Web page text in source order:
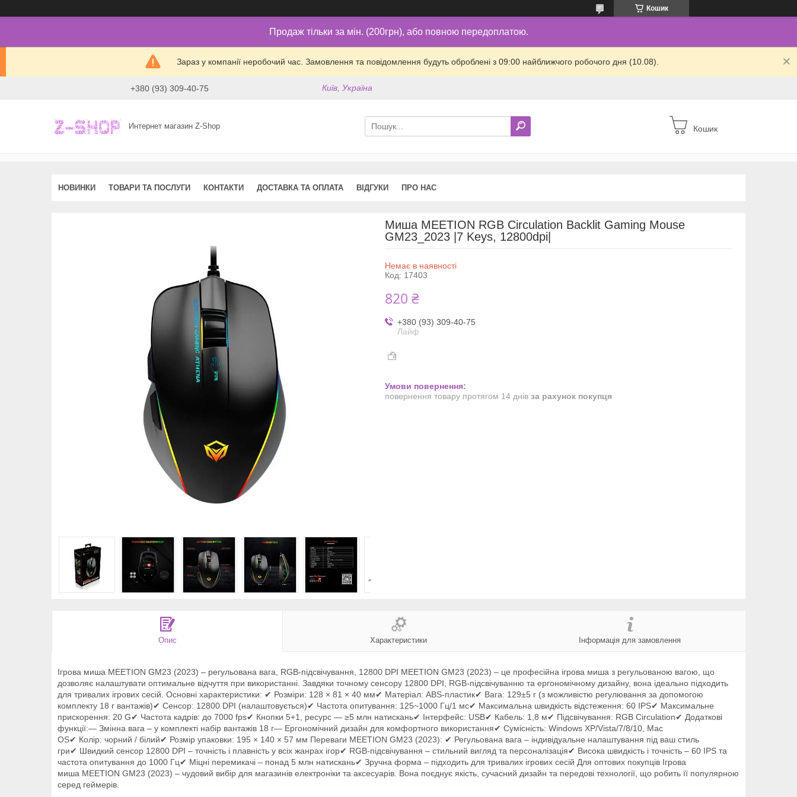
Кошик
Продаж тільки за мін. (200грн), або повною передоплатою.
Зараз у компанії неробочий час. Замовлення та повідомлення будуть оброблені з 09:00 найближчого робочого дня (10.08).
+380 (93) 309-40-75 Київ, Україна
Интернет магазин Z-Shop Кошик
НОВИНКИ ТОВАРИ ТА ПОСЛУГИ КОНТАКТИ ДОСТАВКА ТА ОПЛАТА ВІДГУКИ ПРО НАС
Миша MEETION RGB Circulation Backlit Gaming Mouse
GM23_2023 |7 Keys, 12800dpi|
Немає в наявності
Код: 17403
820 ₴
+380 (93) 309-40-75
Лайф
повернення товару протягом 14 днів за рахунок покупця
Опис Характеристики Інформація для замовлення
Ігрова миша MEETION GM23 (2023) – регульована вага, RGB-підсвічування, 12800 DPI MEETION GM23 (2023) – це професійна ігрова миша з регульованою вагою, що
дозволяє налаштувати оптимальне відчуття при використанні. Завдяки точному сенсору 12800 DPI, RGB-підсвічуванню та ергономічному дизайну, вона ідеально підходить
для тривалих ігрових сесій. Основні характеристики: ✔ Розміри: 128 × 81 × 40 мм✔ Матеріал: ABS-пластик✔ Вага: 129±5 г (з можливістю регулювання за допомогою
комплекту 18 г вантажів)✔ Сенсор: 12800 DPI (налаштовується)✔ Частота опитування: 125~1000 Гц/1 мс✔ Максимальна швидкість відстеження: 60 IPS✔ Максимальне
прискорення: 20 G✔ Частота кадрів: до 7000 fps✔ Кнопки 5+1, ресурс — ≥5 млн натискань✔ Інтерфейс: USB✔ Кабель: 1,8 м✔ Підсвічування: RGB Circulation✔ Додаткові
функції:— Змінна вага – у комплекті набір вантажів 18 г— Ергономічний дизайн для комфортного використання✔ Сумісність: Windows XP/Vista/7/8/10, Mac
OS✔ Колір: чорний / білий✔ Розмір упаковки: 195 × 140 × 57 мм Переваги MEETION GM23 (2023): ✔ Регульована вага – індивідуальне налаштування під ваш стиль
гри✔ Швидкий сенсор 12800 DPI – точність і плавність у всіх жанрах ігор✔ RGB-підсвічування – стильний вигляд та персоналізація✔ Висока швидкість і точність – 60 IPS та
частота опитування до 1000 Гц✔ Міцні перемикачі – понад 5 млн натискань✔ Зручна форма – підходить для тривалих ігрових сесій Для оптових покупців Ігрова
миша MEETION GM23 (2023) – чудовий вибір для магазинів електроніки та аксесуарів. Вона поєднує якість, сучасний дизайн та передові технології, що робить її популярною
серед геймерів.